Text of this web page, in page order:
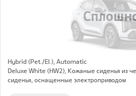
Hybrid (Pet./El.), Automatic
Deluxe White (HW2), Кожаные сиденья из
сиденья, оснащенные электроприводом